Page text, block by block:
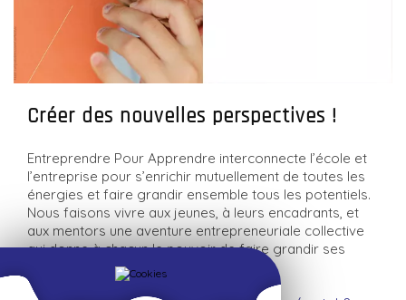
Créer des nouvelles perspectives !
Entreprendre Pour Apprendre interconnecte l’école et
l’entreprise pour s’enrichir mutuellement de toutes les
énergies et faire grandir ensemble tous les potentiels.
Nous faisons vivre aux jeunes, à leurs encadrants, et
aux mentors une aventure entrepreneuriale collective
qui donne à chacun le pouvoir de faire grandir ses
idées et sa personnalité !